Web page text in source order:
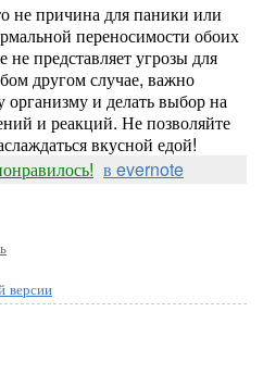
не причина для паники или
переносимости обоих
не представляет угрозы для
другом случае, важно
организму и делать выбор на
и реакций. Не позволяйте
вкусной едой!
в evernote
версии